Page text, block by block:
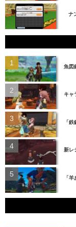
ナ
魚図
キャ
「
新レ
「